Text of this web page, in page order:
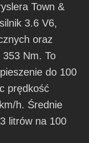
Town &
3.6 V6,
oraz
Nm. To
do 100
prędkość
h. Średnie
litrów na 100